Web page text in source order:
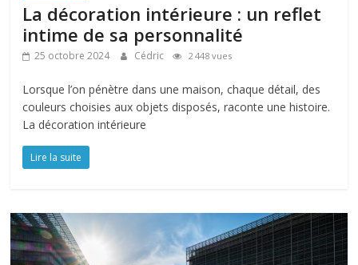
La décoration intérieure : un reflet
intime de sa personnalité
25 octobre 2024 Cédric 2 448 vues
Lorsque l’on pénètre dans une maison, chaque détail, des
couleurs choisies aux objets disposés, raconte une histoire.
La décoration intérieure
Lire la suite